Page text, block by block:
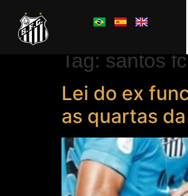
Tag: santos fc
Lei do ex
as quartas